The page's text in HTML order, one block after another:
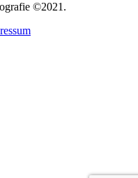
©2021.